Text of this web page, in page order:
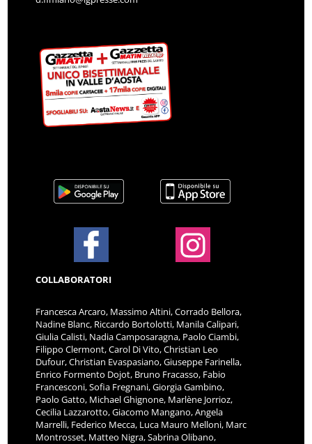
COLLABORATORI
Francesca Arcaro, Massimo Altini, Corrado Bellora,
Nadine Blanc, Riccardo Bortolotti, Manila Calipari,
Giulia Calisti, Nadia Camposaragna, Paolo Ciambi,
Filippo Clermont, Carol Di Vito, Christian Leo
Dufour, Christian Evaspasiano, Giuseppe Farinella,
Enrico Formento Dojot, Bruno Fracasso, Fabio
Francesconi, Sofia Fregnani, Giorgia Gambino,
Paolo Gatto, Michael Ghignone, Marlène Jorrioz,
Cecilia Lazzarotto, Giacomo Mangano, Angela
Marrelli, Federico Mecca, Luca Mauro Melloni, Marc
Montrosset, Matteo Nigra, Sabrina Olibano,